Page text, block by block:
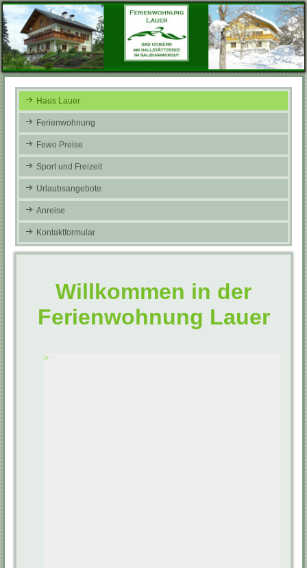
Haus Lauer
Ferienwohnung
Fewo Preise
Sport und Freizeit
Urlaubsangebote
Anreise
Kontaktformular
Willkommen in der
Ferienwohnung Lauer